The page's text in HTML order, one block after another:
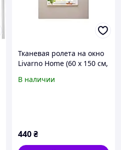
Тканевая ролета на окно
Livarno Home (60 x 150 см,
В наличии
440₴